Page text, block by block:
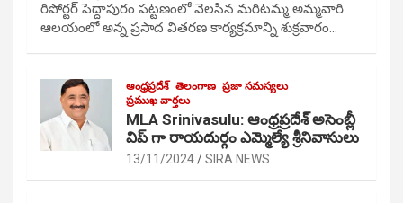
రిపోర్టర్ పెద్దాపురం పట్టణంలో వెలసిన మరిటమ్మ అమ్మవారి
ఆలయంలో అన్న ప్రసాద వితరణ కార్యక్రమాన్ని శుక్రవారం…
ఆంధ్రప్రదేశ్ తెలంగాణ ప్రజా సమస్యలు
ప్రముఖ వార్తలు
MLA Srinivasulu: ఆంధ్రప్రదేశ్ అసెంబ్లీ
విప్ గా రాయదుర్గం ఎమ్మెల్యే శ్రీనివాసులు
13/11/2024 SIRA NEWS